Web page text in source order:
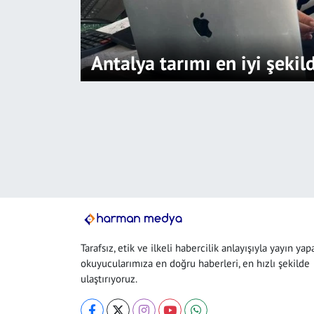
Antalya tarımı en iyi
Tarafsız, etik ve ilkeli habercilik anlayışıyla yayın
okuyucularımıza en doğru haberleri, en hızlı şekilde
ulaştırıyoruz.